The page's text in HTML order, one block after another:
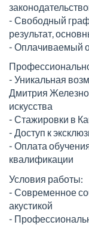
- Свободный
результат,
- Оплачиваемый
- Уникальная
Дмитрия
искусства
- Стажировки в
- Доступ к
- Оплата
квалификации
Условия работы:
- Современное
акустикой
-